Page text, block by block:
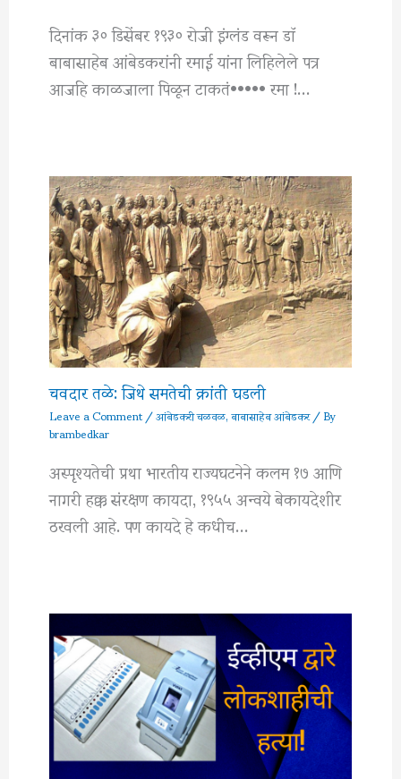
दिनांक ३० डिसेंबर १९३० रोजी इंग्लंड वरून डाॅ
बाबासाहेब आंबेडकरांनी रमाई यांना लिहिलेले पत्र
आजहि काळजाला पिळून टाकतं••••• रमा !…
चवदार तळे: जिथे समतेची क्रांती घडली
Leave a Comment/आंबेडकरी चळवळ,बाबासाहेब आंबेडकर/ By
brambedkar
अस्पृश्यतेची प्रथा भारतीय राज्यघटनेने कलम १७ आणि
नागरी हक्क संरक्षण कायदा, १९५५ अन्वये बेकायदेशीर
ठरवली आहे. पण कायदे हे कधीच…